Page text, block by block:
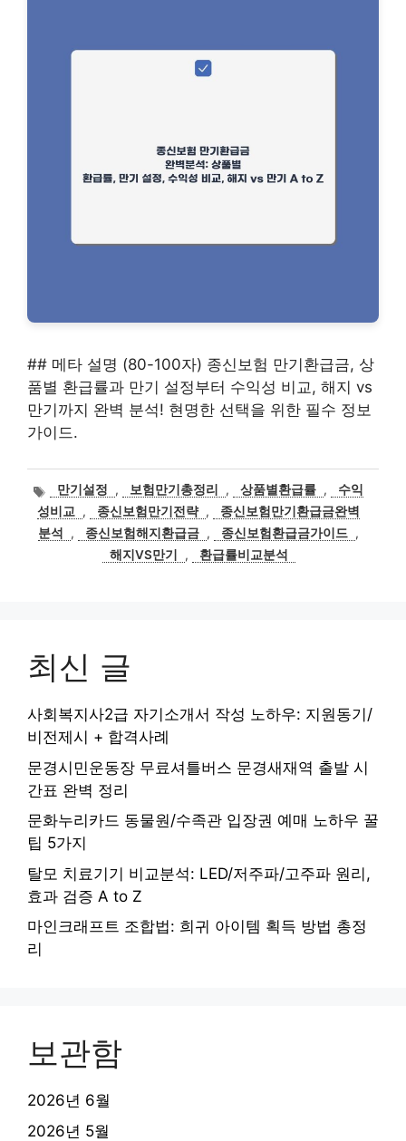
## 메타 설명 (80-100자) 종신보험 만기환급금, 상
품별 환급률과 만기 설정부터 수익성 비교, 해지 vs
만기까지 완벽 분석! 현명한 선택을 위한 필수 정보
가이드.
태
그
만기설정 , 보험만기총정리 , 상품별환급률 ,
수익
성비교
, 종신보험만기전략 ,
종신보험만기환급금완벽
분석
, 종신보험해지환급금 , 종신보험환급금가이드 ,
해지VS만기
, 환급률비교분석
최신 글
사회복지사2급 자기소개서 작성 노하우: 지원동기/
비전제시 + 합격사례
문경시민운동장 무료셔틀버스 문경새재역 출발 시
간표 완벽 정리
문화누리카드 동물원/수족관 입장권 예매 노하우 꿀
팁 5가지
탈모 치료기기 비교분석: LED/저주파/고주파 원리,
효과 검증 A to Z
마인크래프트 조합법: 희귀 아이템 획득 방법 총정
리
보관함
2026년 6월
2026년 5월